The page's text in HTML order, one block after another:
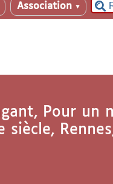
Association ▼
Pour un
siècle,